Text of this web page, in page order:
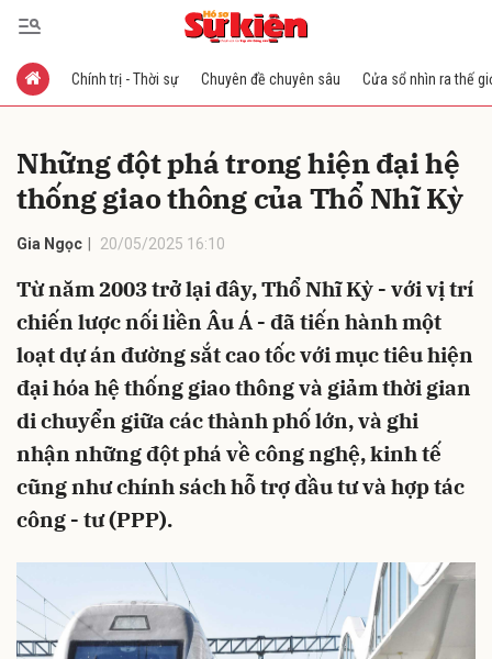
Chính trị - Thời sự Chuyên đề chuyên sâu Cửa sổ nhìn ra thế
Những đột phá trong hiện đại hệ
thống giao thông của Thổ Nhĩ Kỳ
Gia Ngọc 20/05/2025 16:10
Từ năm 2003 trở lại đây, Thổ Nhĩ Kỳ - với vị trí
chiến lược nối liền Âu Á - đã tiến hành một
loạt dự án đường sắt cao tốc với mục tiêu hiện
đại hóa hệ thống giao thông và giảm thời gian
di chuyển giữa các thành phố lớn, và ghi
nhận những đột phá về công nghệ, kinh tế
cũng như chính sách hỗ trợ đầu tư và hợp tác
công - tư (PPP).
Gửi bình luận
Hủy Gửi